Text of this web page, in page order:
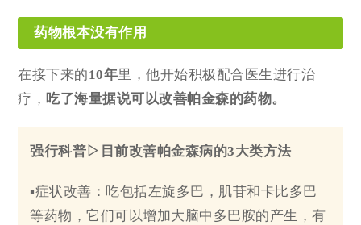
药物根本没有作用
在接下来的10年里，他开始积极配合医生进行治
疗，吃了海量据说可以改善帕金森的药物。
强行科普▷目前改善帕金森病的3大类方法
▪症状改善：吃包括左旋多巴，肌苷和卡比多巴
等药物，它们可以增加大脑中多巴胺的产生，有